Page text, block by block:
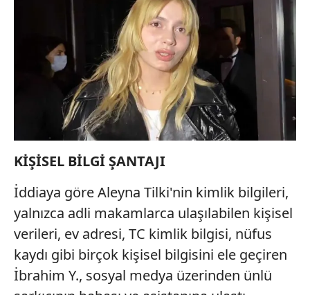
KİŞİSEL BİLGİ ŞANTAJI
İddiaya göre Aleyna Tilki'nin kimlik bilgileri,
yalnızca adli makamlarca ulaşılabilen kişisel
verileri, ev adresi, TC kimlik bilgisi, nüfus
kaydı gibi birçok kişisel bilgisini ele geçiren
İbrahim Y., sosyal medya üzerinden ünlü